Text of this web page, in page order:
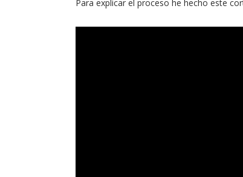
Para explicar el proceso he hecho este